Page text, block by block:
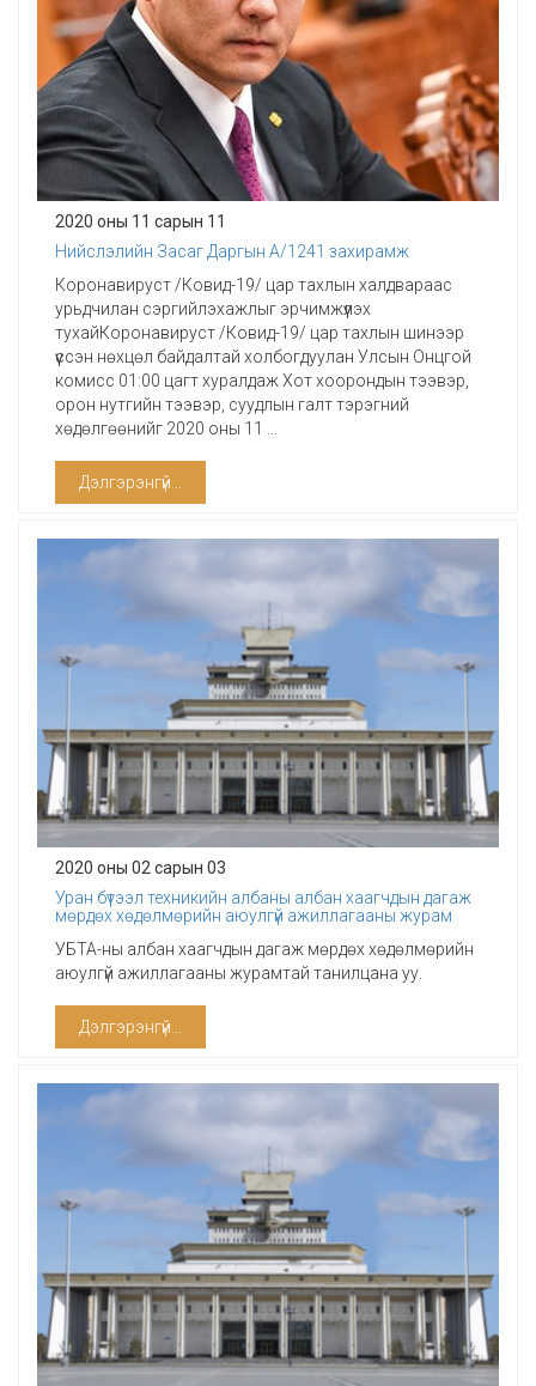
2020 оны 11 сарын 11
Нийслэлийн Засаг Даргын А/1241 захирамж
Коронавируст /Ковид-19/ цар тахлын халдвараас
урьдчилан сэргийлэхажлыг эрчимжүүлэх
тухайКоронавируст /Ковид-19/ цар тахлын шинээр
үүссэн нөхцөл байдалтай холбогдуулан Улсын Онцгой
комисс 01:00 цагт хуралдаж Хот хоорондын тээвэр,
орон нутгийн тээвэр, суудлын галт тэрэгний
хөдөлгөөнийг 2020 оны 11 ...
Дэлгэрэнгүй...
2020 оны 02 сарын 03
Уран бүтээл техникийн албаны албан хаагчдын дагаж
мөрдөх хөдөлмөрийн аюулгүй ажиллагааны журам
УБТА-ны албан хаагчдын дагаж мөрдөх хөдөлмөрийн
аюулгүй ажиллагааны журамтай танилцана уу.
Дэлгэрэнгүй...